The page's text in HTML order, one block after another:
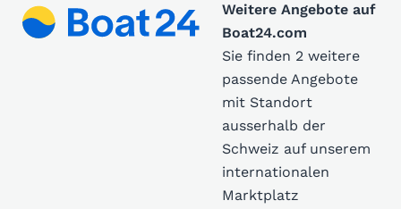
Weitere Angebote auf
Boat24.com
Sie finden 2 weitere
passende Angebote
mit Standort
ausserhalb der
Schweiz auf unserem
internationalen
Marktplatz